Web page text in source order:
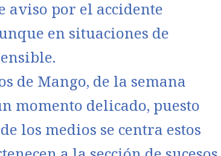
aviso por el accidente
en situaciones de
de Mango, de la semana
momento delicado, puesto
los medios se centra estos